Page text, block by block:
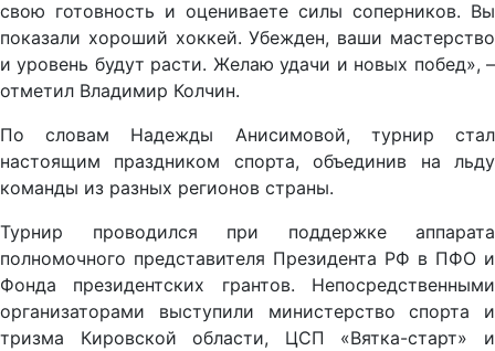
свою готовность и оцениваете силы соперников. Вы
показали хороший хоккей. Убежден, ваши мастерство
и уровень будут расти. Желаю удачи и новых побед», –
отметил Владимир Колчин.
По словам Надежды Анисимовой, турнир стал
настоящим праздником спорта, объединив на льду
команды из разных регионов страны.
Турнир проводился при поддержке аппарата
полномочного представителя Президента РФ в ПФО и
Фонда президентских грантов. Непосредственными
организаторами выступили министерство спорта и
тризма Кировской области, ЦСП «Вятка-старт» и